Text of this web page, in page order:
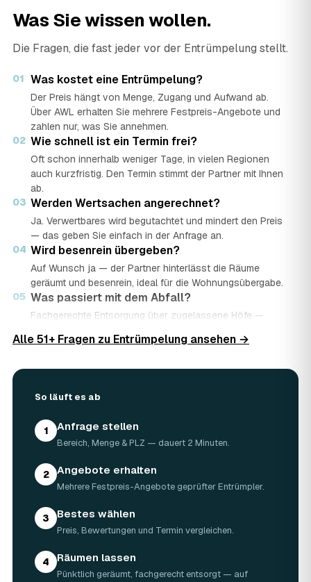
Was Sie wissen wollen.
Die Fragen, die fast jeder vor der Entrümpelung stellt.
01 Was kostet eine Entrümpelung?
Der Preis hängt von Menge, Zugang und Aufwand ab.
Über AWL erhalten Sie mehrere Festpreis-Angebote und
zahlen nur, was Sie annehmen.
02 Wie schnell ist ein Termin frei?
Oft schon innerhalb weniger Tage, in vielen Regionen
auch kurzfristig. Den Termin stimmt der Partner mit Ihnen
ab.
03 Werden Wertsachen angerechnet?
Ja. Verwertbares wird begutachtet und mindert den Preis
— das geben Sie einfach in der Anfrage an.
04 Wird besenrein übergeben?
Auf Wunsch ja — der Partner hinterlässt die Räume
geräumt und besenrein, ideal für die Wohnungsübergabe.
05 Was passiert mit dem Abfall?
Fachgerechte Entsorgung über zugelassene Höfe —
Nachweis.
Angebote und entscheiden in Ruhe.
Alle 51+ Fragen zu Entrümpelung ansehen →
So läuft es ab
1 Anfrage stellen
Bereich, Menge & PLZ — dauert 2 Minuten.
2 Angebote erhalten
Mehrere Festpreis-Angebote geprüfter Entrümpler.
3 Bestes wählen
Preis, Bewertungen und Termin vergleichen.
4 Räumen lassen
Pünktlich geräumt, fachgerecht entsorgt — auf